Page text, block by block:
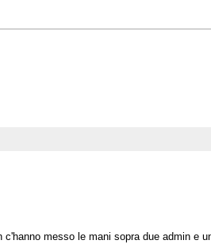
messo le mani sopra due admin e